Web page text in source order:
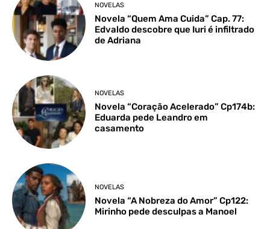
NOVELAS
Novela “Quem Ama Cuida” Cap. 77:
Edvaldo descobre que Iuri é infiltrado
de Adriana
NOVELAS
Novela “Coração Acelerado” Cp174b:
Eduarda pede Leandro em
casamento
NOVELAS
Novela “A Nobreza do Amor” Cp122:
Mirinho pede desculpas a Manoel